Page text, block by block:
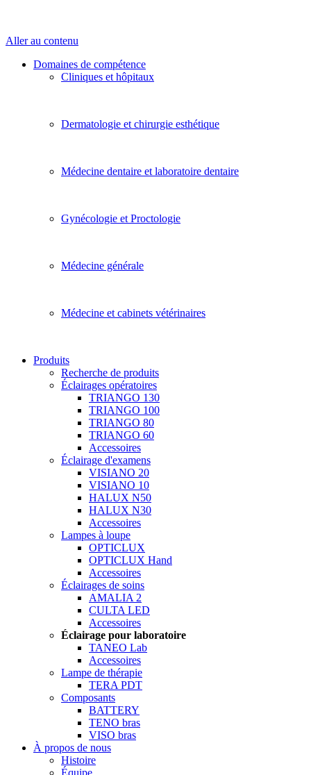
Aller au contenu
Domaines de compétence
Cliniques et hôpitaux
Dermatologie et chirurgie esthétique
Médecine dentaire et laboratoire dentaire
Gynécologie et Proctologie
Médecine générale
Médecine et cabinets vétérinaires
Produits
Recherche de produits
Éclairages opératoires
TRIANGO 130
TRIANGO 100
TRIANGO 80
TRIANGO 60
Accessoires
Éclairage d'examens
VISIANO 20
VISIANO 10
HALUX N50
HALUX N30
Accessoires
Lampes à loupe
OPTICLUX
OPTICLUX Hand
Accessoires
Éclairages de soins
AMALIA 2
CULTA LED
Accessoires
Éclairage pour laboratoire
TANEO Lab
Accessoires
Lampe de thérapie
TERA PDT
Composants
BATTERY
TENO bras
VISO bras
À propos de nous
Histoire
Équipe